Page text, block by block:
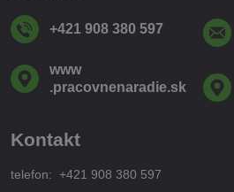
+421 908 380 597
www​
.pracovnenaradie​.sk
Kontakt
telefon: +421 908 380 597